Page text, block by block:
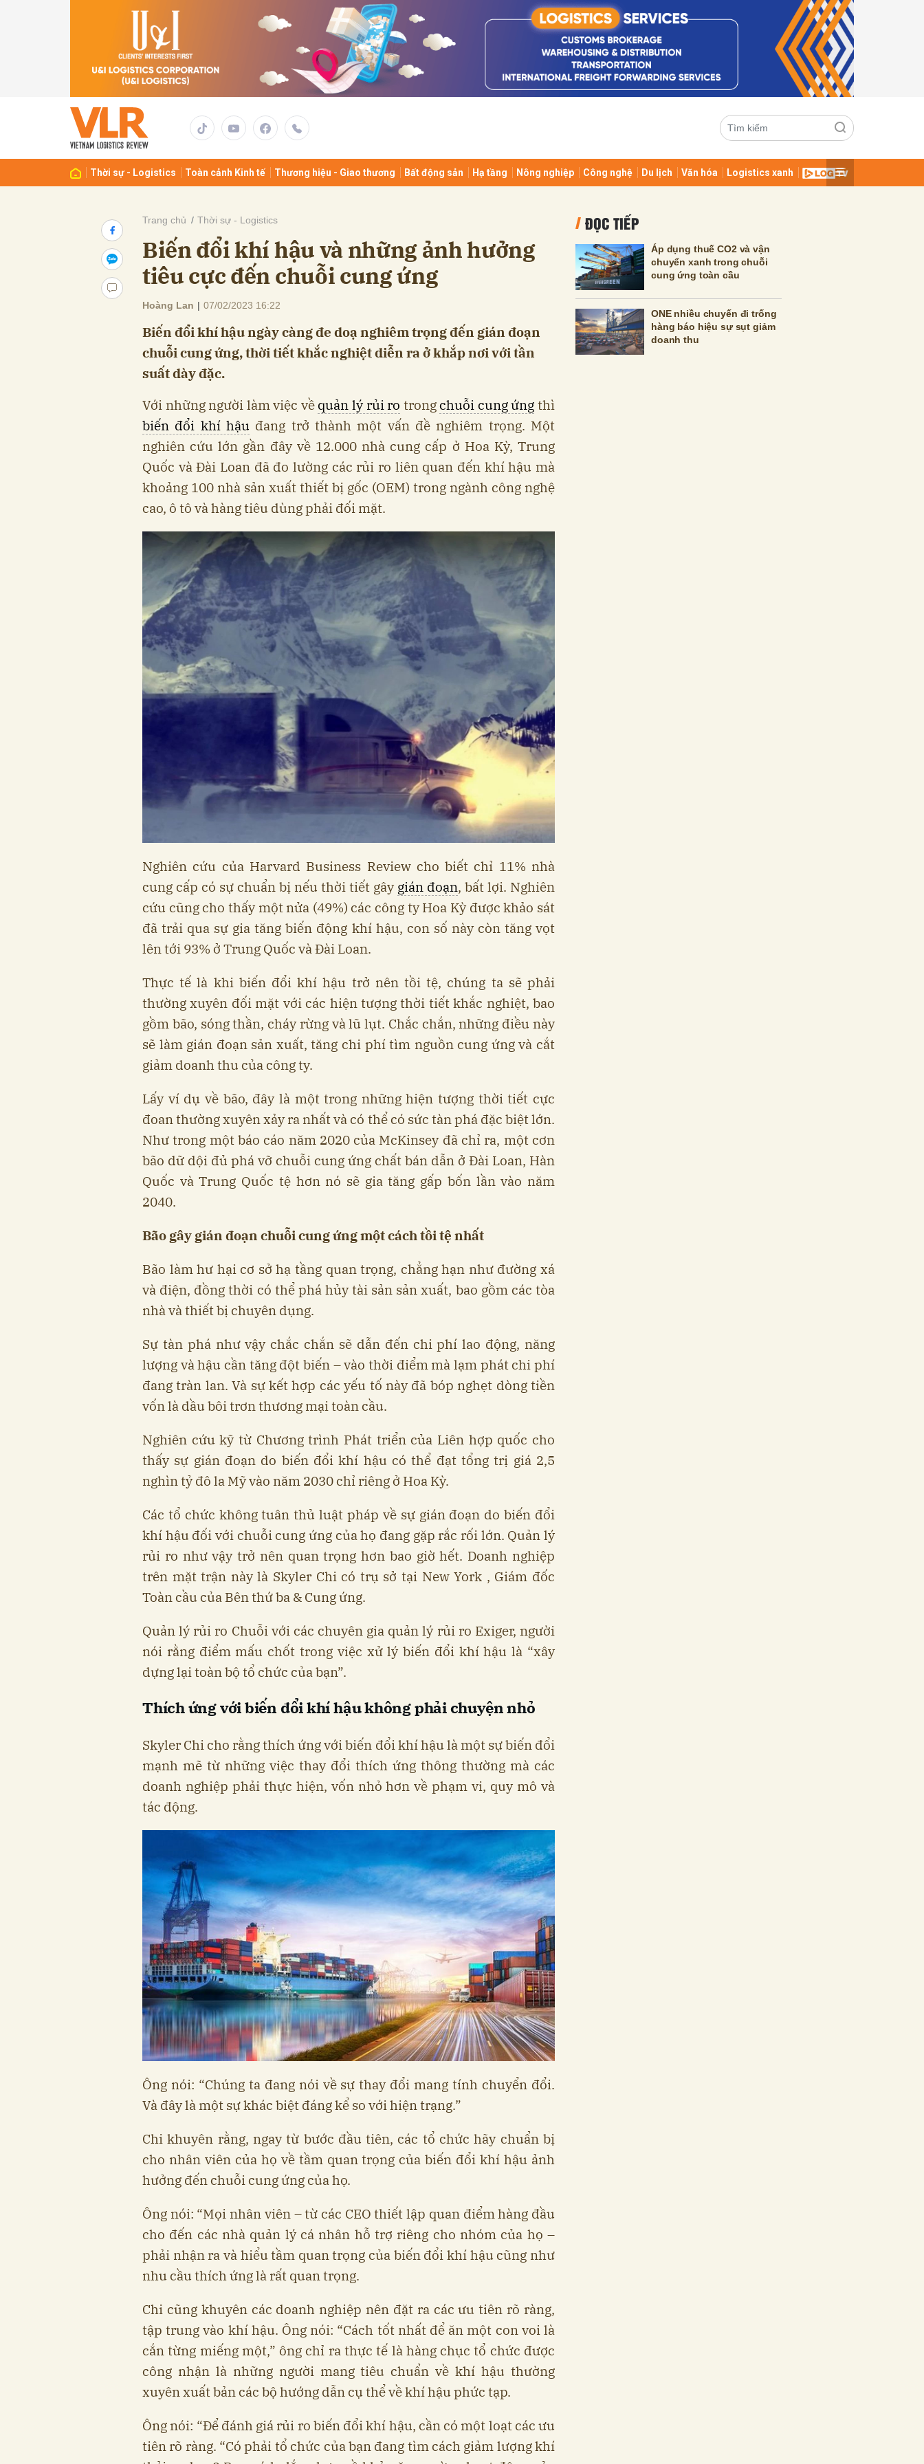
Thời sự - Logistics Toàn cảnh Kinh tế Thương hiệu - Giao thương Bất động sản Hạ tầng Nông nghiệp Công nghệ Du lịch Văn hóa Logistics xanh
Trang chủ Thời sự - Logistics
Biến đổi khí hậu và những ảnh hưởng
tiêu cực đến chuỗi cung ứng
Hoàng Lan | 07/02/2023 16:22
Biến đổi khí hậu ngày càng đe doạ nghiêm trọng đến gián đoạn
chuỗi cung ứng, thời tiết khắc nghiệt diễn ra ở khắp nơi với tần
suất dày đặc.
Với những người làm việc về quản lý rủi ro trongchuỗi cung ứng thì
biến đổi khí hậu đang trở thành một vấn đề nghiêm trọng. Một
nghiên cứu lớn gần đây về 12.000 nhà cung cấp ở Hoa Kỳ, Trung
Quốc và Đài Loan đã đo lường các rủi ro liên quan đến khí hậu mà
khoảng 100 nhà sản xuất thiết bị gốc (OEM) trong ngành công nghệ
cao, ô tô và hàng tiêu dùng phải đối mặt.
Nghiên cứu của Harvard Business Review cho biết chỉ 11% nhà
cung cấp có sự chuẩn bị nếu thời tiết gây gián đoạn, bất lợi. Nghiên
cứu cũng cho thấy một nửa (49%) các công ty Hoa Kỳ được khảo sát
đã trải qua sự gia tăng biến động khí hậu, con số này còn tăng vọt
lên tới 93% ở Trung Quốc và Đài Loan.
Thực tế là khi biến đổi khí hậu trở nên tồi tệ, chúng ta sẽ phải
thường xuyên đối mặt với các hiện tượng thời tiết khắc nghiệt, bao
gồm bão, sóng thần, cháy rừng và lũ lụt. Chắc chắn, những điều này
sẽ làm gián đoạn sản xuất, tăng chi phí tìm nguồn cung ứng và cắt
giảm doanh thu của công ty.
Lấy ví dụ về bão, đây là một trong những hiện tượng thời tiết cực
đoan thường xuyên xảy ra nhất và có thể có sức tàn phá đặc biệt lớn.
Như trong một báo cáo năm 2020 của McKinsey đã chỉ ra, một cơn
bão dữ dội đủ phá vỡ chuỗi cung ứng chất bán dẫn ở Đài Loan, Hàn
Quốc và Trung Quốc tệ hơn nó sẽ gia tăng gấp bốn lần vào năm
2040.
Bão gây gián đoạn chuỗi cung ứng một cách tồi tệ nhất
Bão làm hư hại cơ sở hạ tầng quan trọng, chẳng hạn như đường xá
và điện, đồng thời có thể phá hủy tài sản sản xuất, bao gồm các tòa
nhà và thiết bị chuyên dụng.
Sự tàn phá như vậy chắc chắn sẽ dẫn đến chi phí lao động, năng
lượng và hậu cần tăng đột biến – vào thời điểm mà lạm phát chi phí
đang tràn lan. Và sự kết hợp các yếu tố này đã bóp nghẹt dòng tiền
vốn là dầu bôi trơn thương mại toàn cầu.
Nghiên cứu kỹ từ Chương trình Phát triển của Liên hợp quốc cho
thấy sự gián đoạn do biến đổi khí hậu có thể đạt tổng trị giá 2,5
nghìn tỷ đô la Mỹ vào năm 2030 chỉ riêng ở Hoa Kỳ.
Các tổ chức không tuân thủ luật pháp về sự gián đoạn do biến đổi
khí hậu đối với chuỗi cung ứng của họ đang gặp rắc rối lớn. Quản lý
rủi ro như vậy trở nên quan trọng hơn bao giờ hết. Doanh nghiệp
trên mặt trận này là Skyler Chi có trụ sở tại New York , Giám đốc
Toàn cầu của Bên thứ ba & Cung ứng.
Quản lý rủi ro Chuỗi với các chuyên gia quản lý rủi ro Exiger, người
nói rằng điểm mấu chốt trong việc xử lý biến đổi khí hậu là “xây
dựng lại toàn bộ tổ chức của bạn”.
Thích ứng với biến đổi khí hậu không phải chuyện nhỏ
Skyler Chi cho rằng thích ứng với biến đổi khí hậu là một sự biến đổi
mạnh mẽ từ những việc thay đổi thích ứng thông thường mà các
doanh nghiệp phải thực hiện, vốn nhỏ hơn về phạm vi, quy mô và
tác động.
Ông nói: “Chúng ta đang nói về sự thay đổi mang tính chuyển đổi.
Và đây là một sự khác biệt đáng kể so với hiện trạng.”
Chi khuyên rằng, ngay từ bước đầu tiên, các tổ chức hãy chuẩn bị
cho nhân viên của họ về tầm quan trọng của biến đổi khí hậu ảnh
hưởng đến chuỗi cung ứng của họ.
Ông nói: “Mọi nhân viên – từ các CEO thiết lập quan điểm hàng đầu
cho đến các nhà quản lý cá nhân hỗ trợ riêng cho nhóm của họ –
phải nhận ra và hiểu tầm quan trọng của biến đổi khí hậu cũng như
nhu cầu thích ứng là rất quan trọng.
Chi cũng khuyên các doanh nghiệp nên đặt ra các ưu tiên rõ ràng,
tập trung vào khí hậu. Ông nói: “Cách tốt nhất để ăn một con voi là
cắn từng miếng một,” ông chỉ ra thực tế là hàng chục tổ chức được
công nhận là những người mang tiêu chuẩn về khí hậu thường
xuyên xuất bản các bộ hướng dẫn cụ thể về khí hậu phức tạp.
Ông nói: “Để đánh giá rủi ro biến đổi khí hậu, cần có một loạt các ưu
tiên rõ ràng. “Có phải tổ chức của bạn đang tìm cách giảm lượng khí
ĐỌC TIẾP
Áp dụng thuế CO2 và vận
chuyển xanh trong chuỗi
cung ứng toàn cầu
ONE nhiều chuyến đi trống
hàng báo hiệu sự sụt giảm
doanh thu
Gửi bình luận